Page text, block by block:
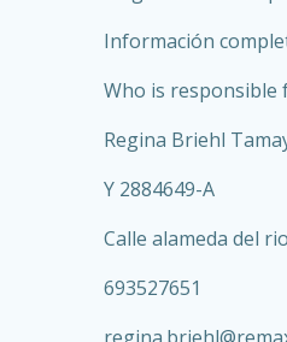
Información
Who is responsible
Regina Briehl
Y 2884649-A
Calle alameda del
693527651